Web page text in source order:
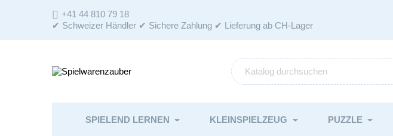
 +41 44 810 79 18
✔ Schweizer Händler ✔ Sichere Zahlung ✔ Lieferung ab CH-Lager
SPIELEND LERNEN KLEINSPIELZEUG PUZZLE